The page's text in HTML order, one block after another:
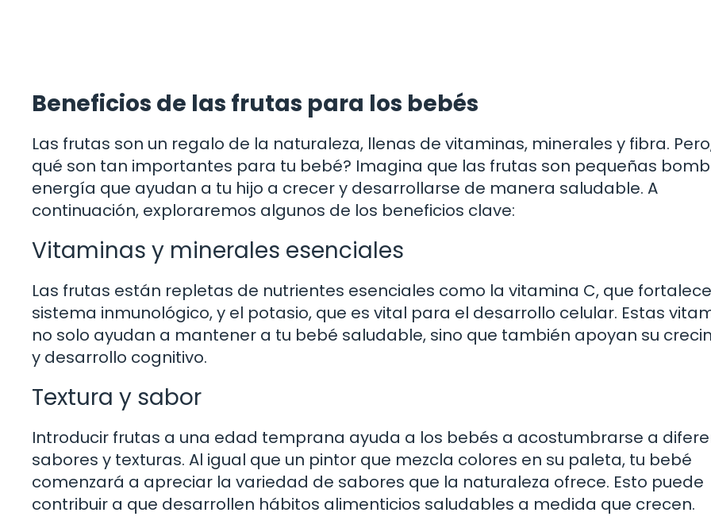
Beneficios de las frutas para los bebés
Las frutas son un regalo de la naturaleza, llenas de vitaminas, minerales y fibra.
qué son tan importantes para tu bebé? Imagina que las frutas son pequeñas
energía que ayudan a tu hijo a crecer y desarrollarse de manera saludable. A
continuación, exploraremos algunos de los beneficios clave:
Vitaminas y minerales esenciales
Las frutas están repletas de nutrientes esenciales como la vitamina C, que
sistema inmunológico, y el potasio, que es vital para el desarrollo celular. Estas
no solo ayudan a mantener a tu bebé saludable, sino que también apoyan su
y desarrollo cognitivo.
Textura y sabor
Introducir frutas a una edad temprana ayuda a los bebés a acostumbrarse a
sabores y texturas. Al igual que un pintor que mezcla colores en su paleta, tu bebé
comenzará a apreciar la variedad de sabores que la naturaleza ofrece. Esto puede
contribuir a que desarrollen hábitos alimenticios saludables a medida que crecen.